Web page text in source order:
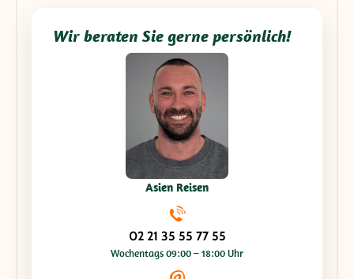
Wir beraten Sie gerne persönlich!
Asien Reisen
02 21 35 55 77 55
Wochentags 09:00 – 18:00 Uhr